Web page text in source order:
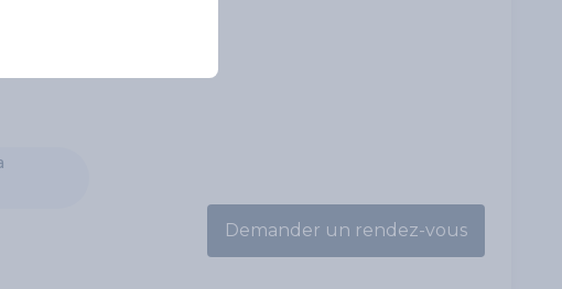
Demander un rendez-vous